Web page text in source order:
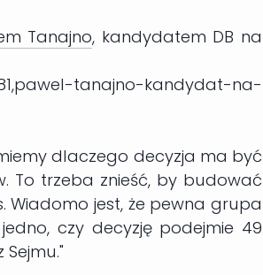
Tanajno, kandydatem DB na
tanajno-kandydat-na-
dlaczego decyzja ma być
To trzeba znieść, by budować
Wiadomo jest, że pewna grupa
czy decyzję podejmie 49